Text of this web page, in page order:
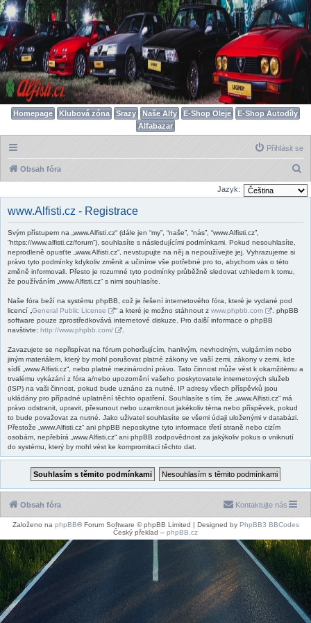
Homepage Klubová zóna Srazy Naše Alfy E-Shop Oleje
E-Shop Autodíly
Alfabazar
Přihlásit se
Obsah fóra
l
Jazyk:
www.Alfisti.cz - Registrace
Svým přístupem na „www.Alfisti.cz“ (dále jen “my”, “naše”, “nás”, “www.Alfisti.cz”,
“https://www.alfisti.cz/forum”), souhlasíte s následujícími podmínkami. Pokud nesouhlasíte,
neprodleně opusťte „www.Alfisti.cz“, nevstupujte na něj a nepoužívejte jej. Vyhrazujeme si
právo tyto podmínky kdykoliv změnit a učiníme vše potřebné pro to, abychom vás o této
změně informovali. Přesto je rozumné tyto podmínky průběžně sledovat vzhledem k tomu,
že používáním „www.Alfisti.cz“ s nimi souhlasíte.
Naše fóra beží na systému phpBB, což je řešení internetového fóra, které je vydané pod
licencí „ General Public License “ a které je možno stáhnout z www.phpbb.com
. phpBB
software pouze zprostředkovává internetové diskuze. Pro další informace o phpBB
navštivte: http://www.phpbb.com/
Zavazujete se nepřispívat na fórum pohoršujícím, hanlivým, nevhodným, vulgárním nebo
jiným materiálem, který by mohl porušovat platné zákony ve vaší zemi, zákony v zemi, kde
sídlí „www.Alfisti.cz“, nebo platné mezinárodní právo. Tato činnost může vést k okamžitému a
trvalému vykázání z fóra a/nebo upozornění vašeho poskytovatele internetových služeb
(ISP) na vaši činnost, pokud bude uznáno za nutné. IP adresy všech příspěvků jsou
ukládány pro případné uplatnění těchto opatření. Souhlasíte s tím, že „www.Alfisti.cz“ má
právo odstranit, upravit, přesunout nebo uzamknout jakékoliv téma nebo příspěvek, pokud
to bude považovat za nutné. Jako uživatel souhlasíte se všemi údaji uloženými v databázi.
Přestože „www.Alfisti.cz“ ani phpBB neposkytne tyto informace třetí straně nebo cizím
osobám, nepřebírá „www.Alfisti.cz“ ani phpBB zodpovědnost za jakýkoliv pokus o vniknutí
do systému, který by mohl vést ke kompromitaci těchto dat.
Obsah fóra Kontaktujte nás
Založeno na phpBB® Forum Software © phpBB Limited | Designed by PhpBB3 BBCodes
Český překlad – phpBB.cz